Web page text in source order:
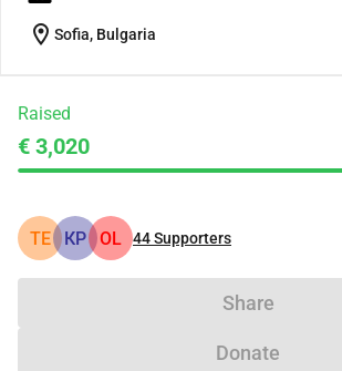
location_on Sofia, Bulgaria
Raised
€ 3,020
TE КР OL 44Supporters
Share
Donate